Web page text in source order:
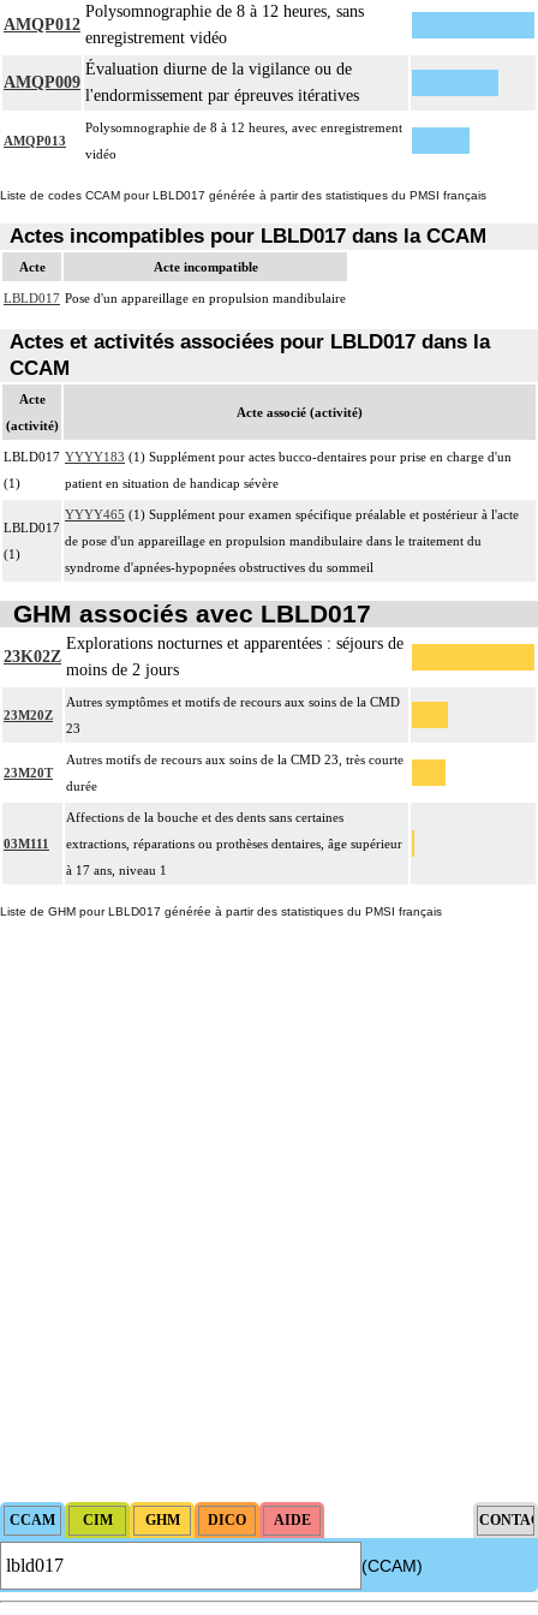
11
- exérèse de lésion osseuse de surface : résection d'exostose ostéogénique,
d'apophysite...
- résection osseuse unicorticale : résection d'ostéome ostéoïde...
Toute arthrotomie inclut l'arthroscopie peropératoire éventuelle.
La réduction d'une luxation, par abord direct inclut la réparation de l'appareil
l'articulation [arthrorise] par matériel.
11 L'ostéotomie inclut l'ostéosynthèse.
non prothétique inclut l'ostéosynthèse.
11
AMQP012
Polysomnographie de 8 à 12 heures, sans
enregistrement vidéo
AMQP009
Évaluation diurne de la vigilance ou de
l'endormissement par épreuves itératives
AMQP013
Polysomnographie de 8 à 12 heures, avec enregistrement
vidéo
Liste de codes CCAM pour LBLD017 générée à partir des statistiques du PMSI français
Actes incompatibles pour LBLD017 dans la CCAM
Acte Acte incompatible
LBLD017 Pose d'un appareillage en propulsion mandibulaire
Actes et activités associées pour LBLD017 dans la
CCAM
Acte
(activité)
Acte associé (activité)
LBLD017
(1)
YYYY183 (1) Supplément pour actes bucco-dentaires pour prise en charge d'un
patient en situation de handicap sévère
LBLD017
(1)
YYYY465 (1) Supplément pour examen spécifique préalable et postérieur à l'acte
de pose d'un appareillage en propulsion mandibulaire dans le traitement du
syndrome d'apnées-hypopnées obstructives du sommeil
GHM associés avec LBLD017
23K02Z
Explorations nocturnes et apparentées : séjours de
moins de 2 jours
23M20Z
Autres symptômes et motifs de recours aux soins de la CMD
23
23M20T
Autres motifs de recours aux soins de la CMD 23, très courte
durée
03M111
Affections de la bouche et des dents sans certaines
extractions, réparations ou prothèses dentaires, âge supérieur
à 17 ans, niveau 1
Liste de GHM pour LBLD017 générée à partir des statistiques du PMSI français
(CCAM)